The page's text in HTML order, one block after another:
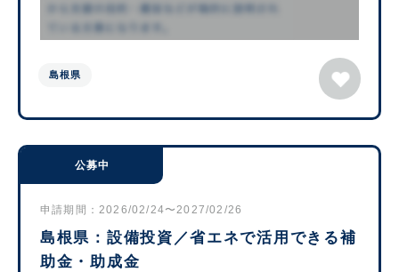
島根県
公募中
申請期間：2026/02/24〜2027/02/26
島根県：設備投資／省エネで活用できる補
助金・助成金